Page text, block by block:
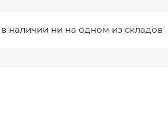
в наличии ни на одном из складов